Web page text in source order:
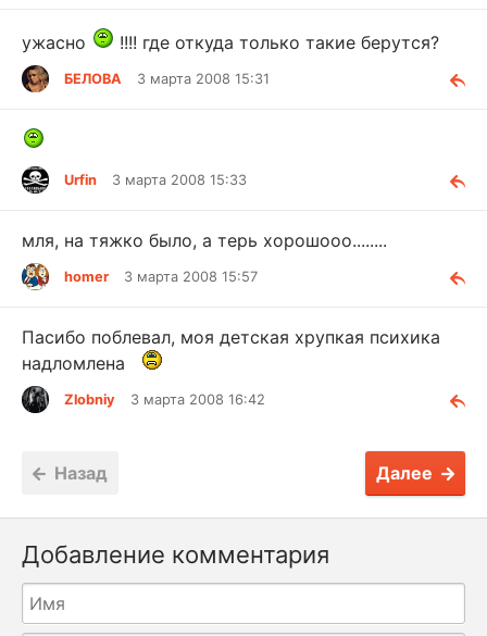
ужасно !!!! где откуда только такие берутся?
БЕЛОВА 3 марта 2008 15:31
Urfin 3 марта 2008 15:33
мля, на тяжко было, а терь хорошооо........
homer 3 марта 2008 15:57
Пасибо поблевал, моя детская хрупкая психика
надломлена
Zlobniy 3 марта 2008 16:42
Назад Далее
Добавление комментария